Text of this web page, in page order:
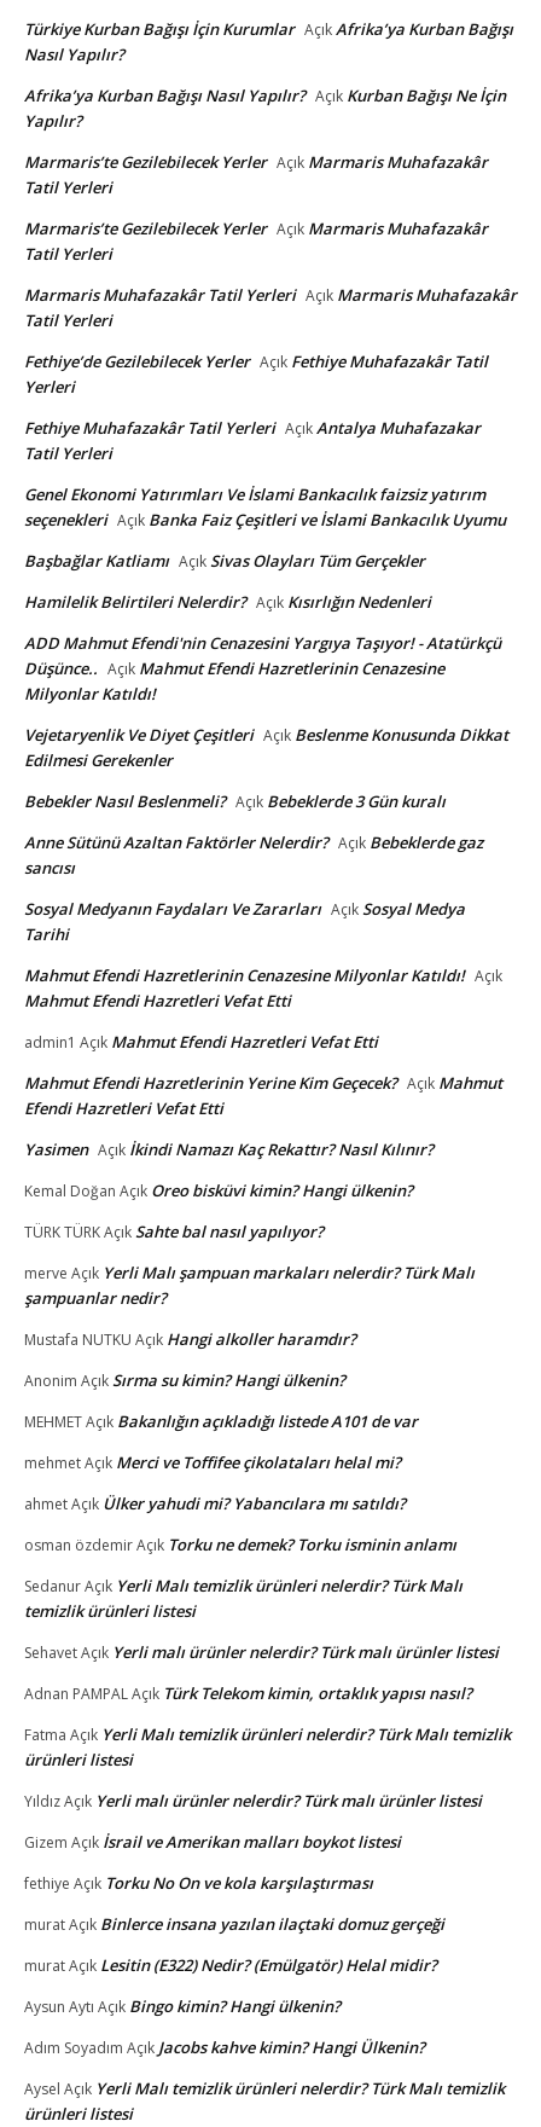
Türkiye Kurban Bağışı İçin Kurumlar AçıkAfrika’ya Kurban Bağışı
Nasıl Yapılır?
Afrika’ya Kurban Bağışı Nasıl Yapılır? Açık Kurban Bağışı Ne İçin
Yapılır?
Marmaris’te Gezilebilecek Yerler Açık Marmaris Muhafazakâr
Tatil Yerleri
Marmaris’te Gezilebilecek Yerler Açık Marmaris Muhafazakâr
Tatil Yerleri
Marmaris Muhafazakâr Tatil Yerleri Açık Marmaris Muhafazakâr
Tatil Yerleri
Fethiye’de Gezilebilecek Yerler Açık Fethiye Muhafazakâr Tatil
Yerleri
Fethiye Muhafazakâr Tatil Yerleri AçıkAntalya Muhafazakar
Tatil Yerleri
Genel Ekonomi Yatırımları Ve İslami Bankacılık faizsiz yatırım
seçenekleri Açık Banka Faiz Çeşitleri ve İslami Bankacılık Uyumu
Başbağlar Katliamı AçıkSivas Olayları Tüm Gerçekler
Hamilelik Belirtileri Nelerdir? Açık Kısırlığın Nedenleri
ADD Mahmut Efendi'nin Cenazesini Yargıya Taşıyor! - Atatürkçü
Düşünce.. Açık Mahmut Efendi Hazretlerinin Cenazesine
Milyonlar Katıldı!
Vejetaryenlik Ve Diyet Çeşitleri Açık Beslenme Konusunda Dikkat
Edilmesi Gerekenler
Bebekler Nasıl Beslenmeli? Açık Bebeklerde 3 Gün kuralı
Anne Sütünü Azaltan Faktörler Nelerdir? Açık Bebeklerde gaz
sancısı
Sosyal Medyanın Faydaları Ve Zararları AçıkSosyal Medya
Tarihi
Mahmut Efendi Hazretlerinin Cenazesine Milyonlar Katıldı! Açık
Mahmut Efendi Hazretleri Vefat Etti
admin1 Açık Mahmut Efendi Hazretleri Vefat Etti
Mahmut Efendi Hazretlerinin Yerine Kim Geçecek? Açık Mahmut
Efendi Hazretleri Vefat Etti
Yasimen Açık İkindi Namazı Kaç Rekattır? Nasıl Kılınır?
Kemal Doğan Açık Oreo bisküvi kimin? Hangi ülkenin?
TÜRK TÜRKAçıkSahte bal nasıl yapılıyor?
merve Açık Yerli Malı şampuan markaları nelerdir? Türk Malı
şampuanlar nedir?
Mustafa NUTKU Açık Hangi alkoller haramdır?
Anonim AçıkSırma su kimin? Hangi ülkenin?
MEHMETAçık Bakanlığın açıkladığı listede A101 de var
mehmetAçık Merci ve Toffifee çikolataları helal mi?
ahmetAçık Ülker yahudi mi? Yabancılara mı satıldı?
osman özdemirAçık Torku ne demek? Torku isminin anlamı
SedanurAçık Yerli Malı temizlik ürünleri nelerdir? Türk Malı
temizlik ürünleri listesi
SehavetAçık Yerli malı ürünler nelerdir? Türk malı ürünler listesi
Adnan PAMPALAçık Türk Telekom kimin, ortaklık yapısı nasıl?
Fatma Açık Yerli Malı temizlik ürünleri nelerdir? Türk Malı temizlik
ürünleri listesi
YıldızAçık Yerli malı ürünler nelerdir? Türk malı ürünler listesi
Gizem Açık İsrail ve Amerikan malları boykot listesi
fethiye Açık Torku No On ve kola karşılaştırması
muratAçık Binlerce insana yazılan ilaçtaki domuz gerçeği
muratAçık Lesitin (E322) Nedir? (Emülgatör) Helal midir?
Aysun Aytı Açık Bingo kimin? Hangi ülkenin?
Adım Soyadım Açık Jacobs kahve kimin? Hangi Ülkenin?
Aysel Açık Yerli Malı temizlik ürünleri nelerdir? Türk Malı temizlik
ürünleri listesi